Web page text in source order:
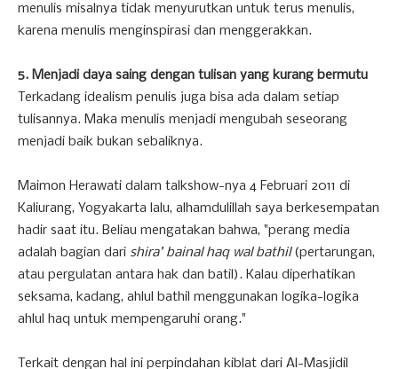
menulis misalnya tidak menyurutkan untuk terus menulis,
karena menulis menginspirasi dan menggerakkan.
5. Menjadi daya saing dengan tulisan yang kurang bermutu
Terkadang idealism penulis juga bisa ada dalam setiap
tulisannya. Maka menulis menjadi mengubah seseorang
menjadi baik bukan sebaliknya.
Maimon Herawati dalam talkshow-nya 4 Februari 2011 di
Kaliurang, Yogyakarta lalu, alhamdulillah saya berkesempatan
hadir saat itu. Beliau mengatakan bahwa, "perang media
adalah bagian dari shira’ bainal haq wal bathil(pertarungan,
atau pergulatan antara hak dan batil). Kalau diperhatikan
seksama, kadang, ahlul bathil menggunakan logika-logika
ahlul haq untuk mempengaruhi orang."
Terkait dengan hal ini perpindahan kiblat dari Al-Masjidil